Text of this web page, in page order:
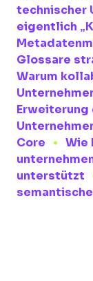
technischer
eigentlich
Glossare
Warum
Erweiterung
Core
Wie
unterstützt